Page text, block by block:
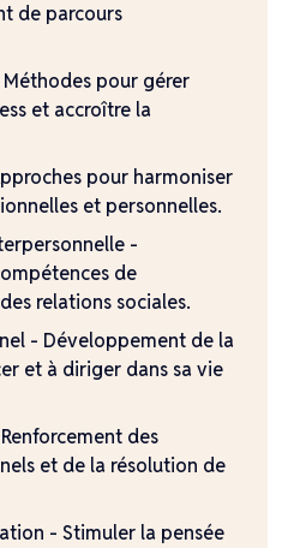
de parcours
pour gérer
et accroître la
pour harmoniser
et personnelles.
-
de
relations sociales.
- Développement de la
et à diriger dans sa vie
des
et de la résolution de
- Stimuler la pensée